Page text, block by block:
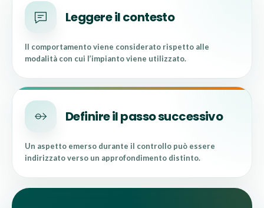
Leggere il contesto
Il comportamento viene considerato rispetto alle
modalità con cui l’impianto viene utilizzato.
Definire il passo successivo
Un aspetto emerso durante il controllo può essere
indirizzato verso un approfondimento distinto.